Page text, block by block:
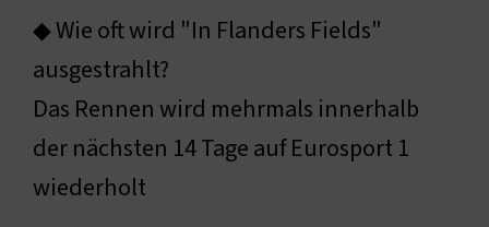
◆ Wie oft wird "In Flanders Fields"
ausgestrahlt?
Das Rennen wird mehrmals innerhalb
der nächsten 14 Tage auf Eurosport 1
wiederholt